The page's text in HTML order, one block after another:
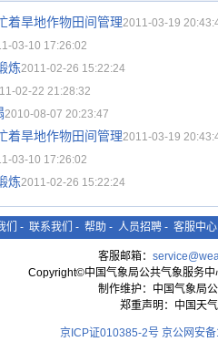
着旱地作物田间管理2011-03-19
03-10 17:26:02
炼2011-02-26 15:22:24
02-22 21:28:32
2010-08-07 20:23:47
着旱地作物田间管理2011-03-19
03-10 17:26:02
炼2011-02-26 15:22:24
们 - 联系我们 - 帮助 - 人员招聘 - 客服中心
客服邮箱：
Copyright©中国气象局公共气象服务
制作维护：中国气象局
郑重声明：中国天
京ICP证010385-2号 京公网安